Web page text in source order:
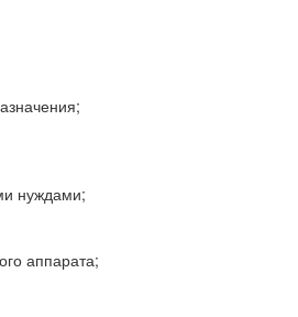
нуждами;
аппарата;